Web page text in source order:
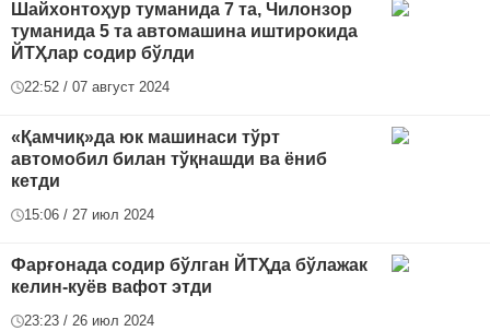
Шайхонтоҳур туманида 7 та, Чилонзор
туманида 5 та автомашина иштирокида
ЙТҲлар содир бўлди
22:52 / 07 август 2024
«Қамчиқ»да юк машинаси тўрт
автомобил билан тўқнашди ва ёниб
кетди
15:06 / 27 июл 2024
Фарғонада содир бўлган ЙТҲда бўлажак
келин-куёв вафот этди
23:23 / 26 июл 2024